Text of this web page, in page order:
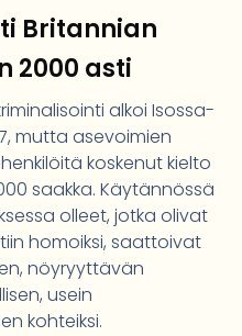
Britannian
2000 asti
alkoi Isossa-
mutta asevoimien
koskenut kielto
saakka. Käytännössä
olleet, jotka olivat
homoiksi, saattoivat
nöyryyttävän
usein
kohteiksi.